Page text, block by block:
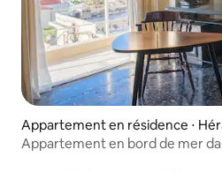
Appartement en résidence ⋅
Appartement en bord de mer